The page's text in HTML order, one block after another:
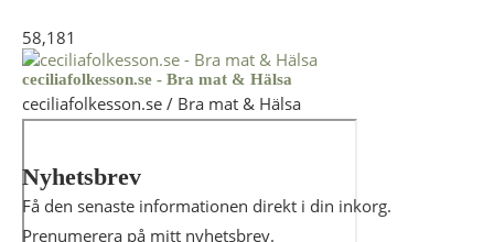
58,181
ceciliafolkesson.se - Bra mat & Hälsa
ceciliafolkesson.se / Bra mat & Hälsa
Nyhetsbrev
Få den senaste informationen direkt i din inkorg.
Prenumerera på mitt nyhetsbrev.